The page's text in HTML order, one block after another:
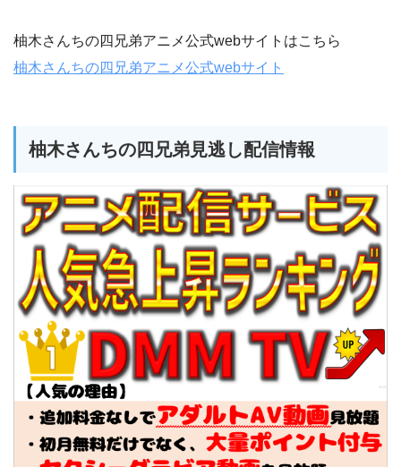
柚木さんちの四兄弟アニメ公式webサイトはこちら
柚木さんちの四兄弟アニメ公式webサイト
柚木さんちの四兄弟見逃し配信情報